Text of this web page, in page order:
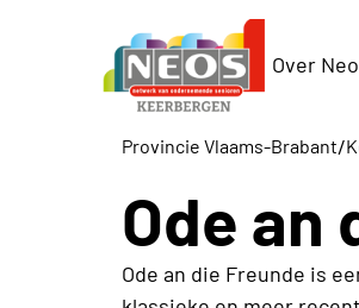
Over
Provincie Vlaams-Brabant/
Ode an
Ode an die Freunde is